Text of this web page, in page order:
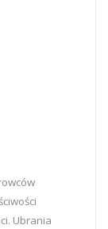
Ubrania